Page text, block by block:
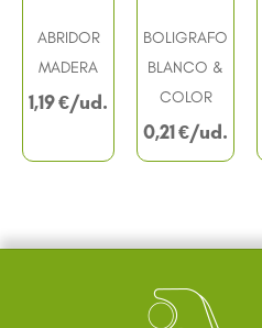
ABRIDOR
MADERA
1,19€
BOLIGRAFO
BLANCO &
COLOR
0,21€